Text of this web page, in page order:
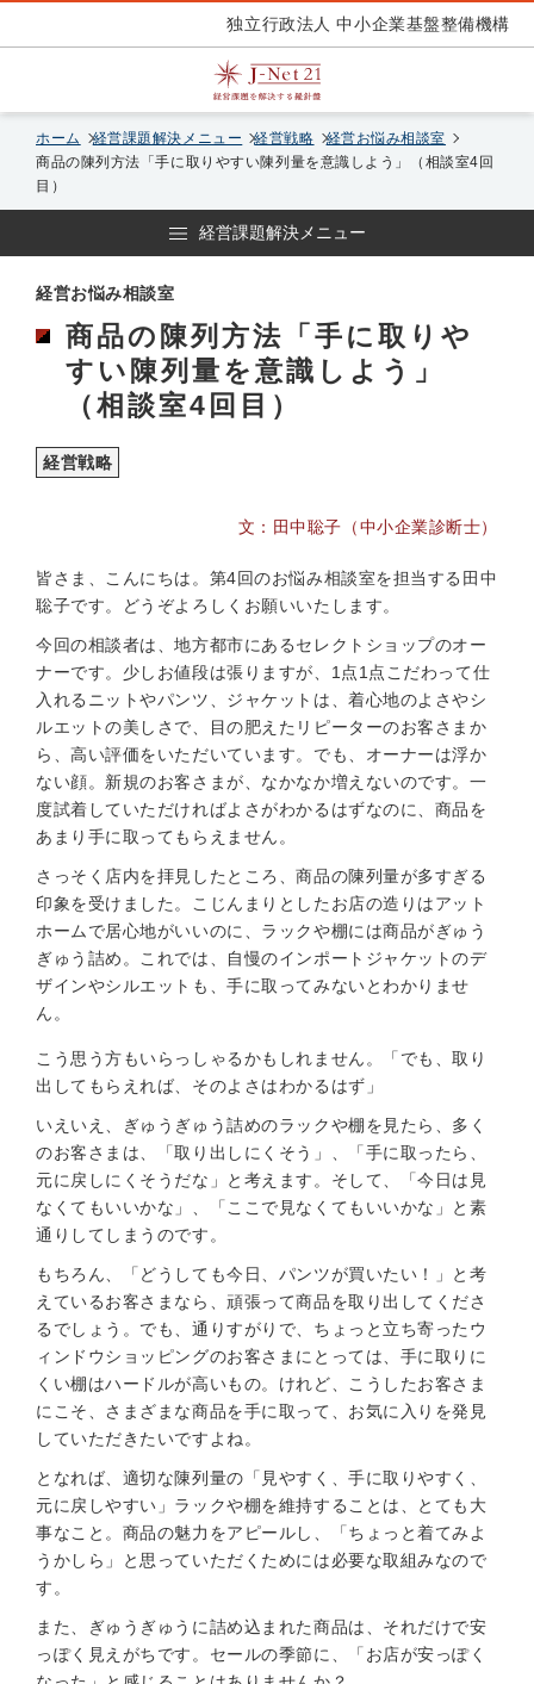
独立行政法人 中小企業基盤整備機構
ホーム 経営課題解決メニュー 経営戦略
経営お悩み相談室
商品の陳列方法「手に取りやすい陳列量を意識しよう」（相談室4回
目）
経営課題解決メニュー
経営お悩み相談室
商品の陳列方法「手に取りや
すい陳列量を意識しよう」
（相談室4回目）
経営戦略
文：田中聡子（中小企業診断士）
皆さま、こんにちは。第4回のお悩み相談室を担当する田中
聡子です。どうぞよろしくお願いいたします。
今回の相談者は、地方都市にあるセレクトショップのオー
ナーです。少しお値段は張りますが、1点1点こだわって仕
入れるニットやパンツ、ジャケットは、着心地のよさやシ
ルエットの美しさで、目の肥えたリピーターのお客さまか
ら、高い評価をいただいています。でも、オーナーは浮か
ない顔。新規のお客さまが、なかなか増えないのです。一
度試着していただければよさがわかるはずなのに、商品を
あまり手に取ってもらえません。
さっそく店内を拝見したところ、商品の陳列量が多すぎる
印象を受けました。こじんまりとしたお店の造りはアット
ホームで居心地がいいのに、ラックや棚には商品がぎゅう
ぎゅう詰め。これでは、自慢のインポートジャケットのデ
ザインやシルエットも、手に取ってみないとわかりませ
ん。
こう思う方もいらっしゃるかもしれません。「でも、取り
出してもらえれば、そのよさはわかるはず」
いえいえ、ぎゅうぎゅう詰めのラックや棚を見たら、多く
のお客さまは、「取り出しにくそう」、「手に取ったら、
元に戻しにくそうだな」と考えます。そして、「今日は見
なくてもいいかな」、「ここで見なくてもいいかな」と素
通りしてしまうのです。
もちろん、「どうしても今日、パンツが買いたい！」と考
えているお客さまなら、頑張って商品を取り出してくださ
るでしょう。でも、通りすがりで、ちょっと立ち寄ったウ
ィンドウショッピングのお客さまにとっては、手に取りに
くい棚はハードルが高いもの。けれど、こうしたお客さま
にこそ、さまざまな商品を手に取って、お気に入りを発見
していただきたいですよね。
となれば、適切な陳列量の「見やすく、手に取りやすく、
元に戻しやすい」ラックや棚を維持することは、とても大
事なこと。商品の魅力をアピールし、「ちょっと着てみよ
うかしら」と思っていただくためには必要な取組みなので
す。
また、ぎゅうぎゅうに詰め込まれた商品は、それだけで安
っぽく見えがちです。セールの季節に、「お店が安っぽく